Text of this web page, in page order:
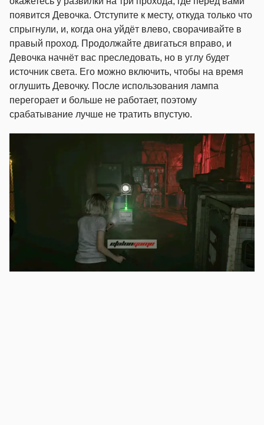
появится Девочка. Отступите к месту, откуда только что
спрыгнули, и, когда она уйдёт влево, сворачивайте в
правый проход. Продолжайте двигаться вправо, и
Девочка начнёт вас преследовать, но в углу будет
источник света. Его можно включить, чтобы на время
оглушить Девочку. После использования лампа
перегорает и больше не работает, поэтому
срабатывание лучше не тратить впустую.